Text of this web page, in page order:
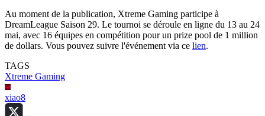
Au moment de la publication, Xtreme Gaming participe à
DreamLeague Saison 29. Le tournoi se déroule en ligne du 13 au 24
mai, avec 16 équipes en compétition pour un prize pool de 1 million
de dollars. Vous pouvez suivre l'événement via ce lien.
TAGS
Xtreme Gaming
xiao8